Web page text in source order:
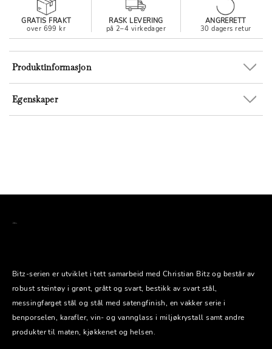
GRATIS FRAKT
over 699 kr
RASK LEVERING
på 2–4 virkedager
ANGRERETT
30 dagers retur
Egenskaper
Produktinformasjon
Bitz-serien er utviklet i tett samarbeid med Christian Bitz og består av
robust steintøy i grønt, grått og svart, bestikk av svart stål,
messingfarget stål og stål med satengfinish, en vakker serie i
benporselen, karafler, vin- og vannglass i miljøkrystall samt andre
produkter til maten, kjøkkenet og helsen.